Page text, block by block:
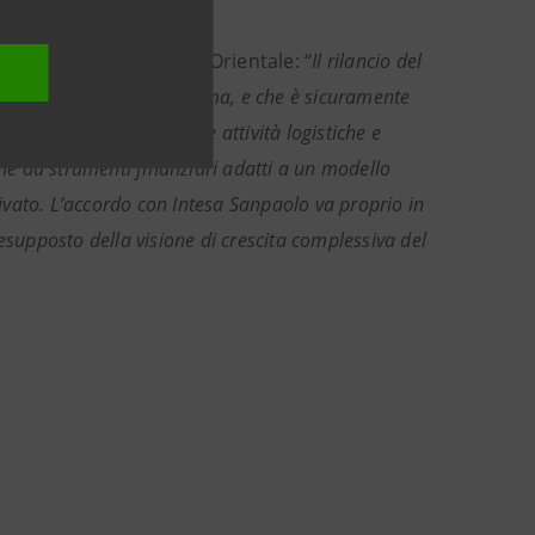
e sociale”.
del Mare Adriatico Orientale: “Il rilancio del
dall'Autorità di Sistema, e che è sicuramente
per abbracciare le attività logistiche e
da strumenti finanziari adatti a un modello
L’accordo con Intesa Sanpaolo va proprio in
della visione di crescita complessiva del